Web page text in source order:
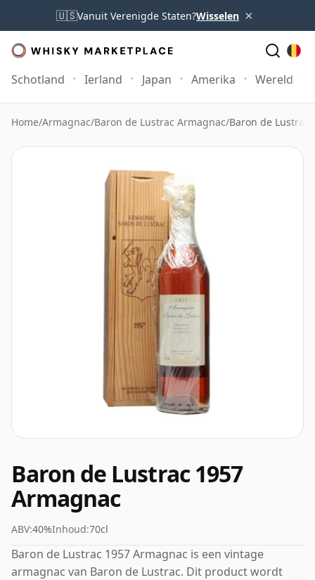
🇺🇸Vanuit Verenigde Staten?Wisselen ×
Schotland Ierland Japan Amerika Wereld
Home/Armagnac/Baron de Lustrac Armagnac/Baron de Lustrac
Baron de Lustrac 1957
Armagnac
ABV:40%Inhoud:70cl
Baron de Lustrac 1957 Armagnac is een vintage
armagnac van Baron de Lustrac. Dit product wordt